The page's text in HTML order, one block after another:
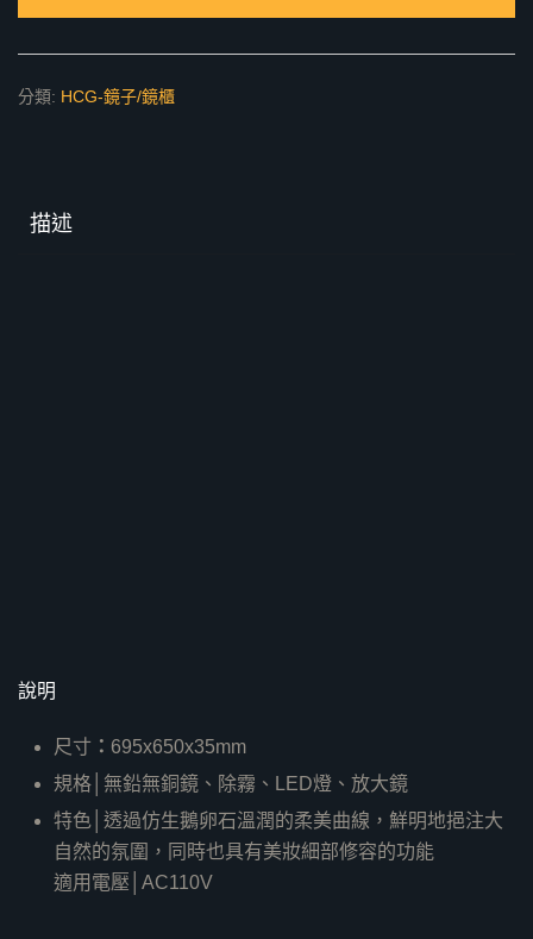
鏡
數
分類: HCG-鏡子/鏡櫃
描述
說明
尺寸 ： 695x650x35mm
規格│無鉛無銅鏡、除霧、LED燈、放大鏡
特色│透過仿生鵝卵石溫潤的柔美曲線，鮮明地挹注大
自然的氛圍，同時也具有美妝細部修容的功能
適用電壓│AC110V